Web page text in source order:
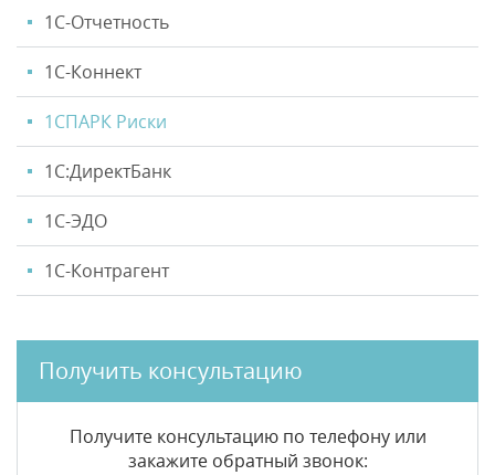
1С-Отчетность
1С-Коннект
1CПАРК Риски
1С:ДиректБанк
1С-ЭДО
1С-Контрагент
Получить консультацию
Получите консультацию по телефону или
закажите обратный звонок: